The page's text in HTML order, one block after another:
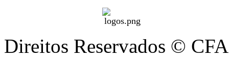
Direitos Reservados ©